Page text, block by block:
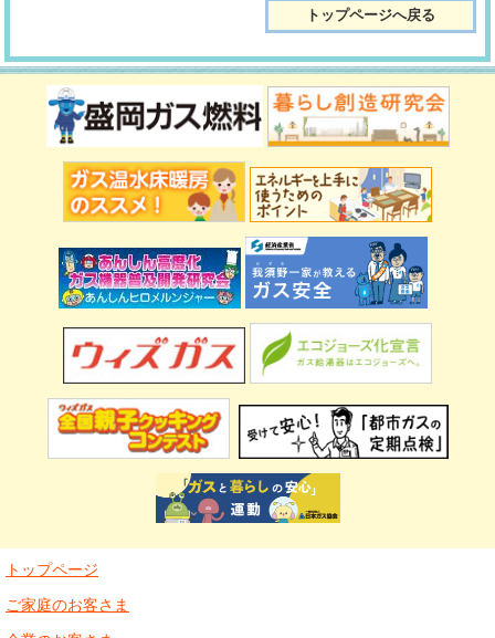
トップページへ戻る
トップページ
ご家庭のお客さま